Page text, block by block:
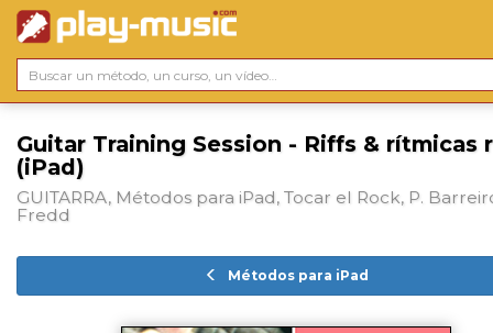
Guitar Training Session - Riffs & rítmicas
(iPad)
GUITARRA, Métodos para iPad, Tocar el Rock, P.
Fredd
Métodos para iPad